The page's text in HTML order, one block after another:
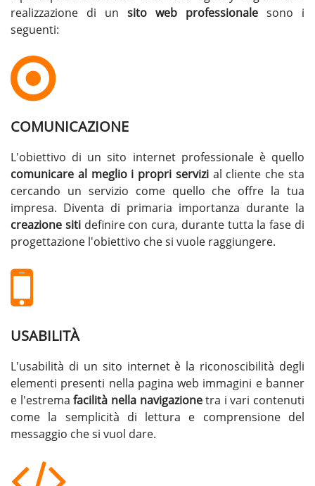
realizzazione di un sito web professionale sono i
seguenti:
COMUNICAZIONE
L'obiettivo di un sito internet professionale è quello
comunicare al meglio i propri servizial cliente che sta
cercando un servizio come quello che offre la tua
impresa. Diventa di primaria importanza durante la
creazione sitidefinire con cura, durante tutta la fase di
progettazione l'obiettivo che si vuole raggiungere.
USABILITÀ
L'usabilità di un sito internet è la riconoscibilità degli
elementi presenti nella pagina web immagini e banner
e l'estremafacilità nella navigazionetra i vari contenuti
come la semplicità di lettura e comprensione del
messaggio che si vuol dare.